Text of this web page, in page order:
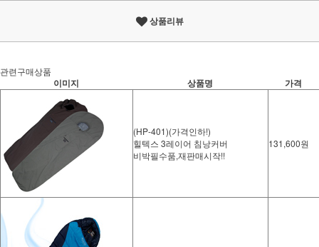
상품리뷰
관련구매상품
이미지 상품명 가격
(HP-401)(가격인하!)
힐텍스 3레이어 침낭커버
비박필수품,재판매시작!!
131,600원